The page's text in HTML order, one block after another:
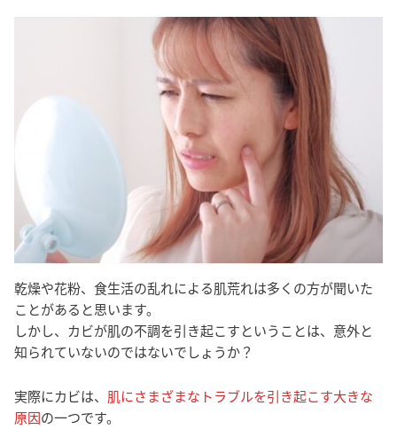
乾燥や花粉、食生活の乱れによる肌荒れは多くの方が聞いた
ことがあると思います。
しかし、カビが肌の不調を引き起こすということは、意外と
知られていないのではないでしょうか？
実際にカビは、 肌にさまざまなトラブルを引き起こす大きな
原因の一つです。